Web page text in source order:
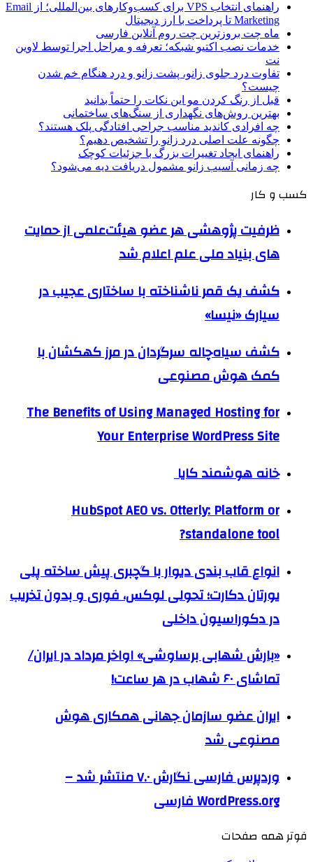
راهنمای انتخاب VPS برای کسب‌وکارهای بین‌المللی؛ از Email
Marketing تا پرداخت با ارز دیجیتال
ماه چت بروزترین چت روم آنلاین فارسی
خدمات نصب اکتیو شبکه؛ تعرفه و مراحل اجرا توسط لاوین
نت
تفاوت درد جلوی زانو، پشت زانو و درد هنگام خم شدن
چیست؟
قبل از رنگ کردن مو این نکات را حتماً بدانید
بهترین روش‌های نگهداری از سنگ‌های ساختمانی
چه افرادی کاندید مناسب جراحی افتادگی پلک هستند؟
چگونه علت اصلی درد زانو را تشخیص دهیم؟
راهنمای ایجاد تغییرات بزرگ با جزئیات کوچک
چه زمانی آسیب زانو مشمول دریافت دیه می‌شود؟
کسب و کار
ظرفیت پژوهشی هر عضو هیئت‌علمی از حمایت
های بنیاد ملی علم اعلام شد
کشف یک قمر ناشناخته با ساختاری عجیب در
سیارک «نیسا»
کشف سیاه‌چاله سرگردان در مرز کهکشان با
کمک هوش مصنوعی
The Benefits of Using Managed Hosting for
Your Enterprise WordPress Site
خانه هوشمند کایا
HubSpot AEO vs. Otterly: Platform or
standalone tool?
انواع قاب بندی دیوار با گچبری پیش ساخته پلی
یورتان دکارت؛ تحولی لوکس، فوری و بدون تخریب
در دکوراسیون داخلی
«بارش شهابی برساوشی» اواخر مرداد در ایران/
تماشای ۶۰ شهاب در هر ساعت!
ایران عضو سازمان جهانی همکاری هوش
مصنوعی شد
وردپرس فارسی نگارش ۷.۰ منتشر شد –
WordPress.org فارسی
فوتر همه صفحات